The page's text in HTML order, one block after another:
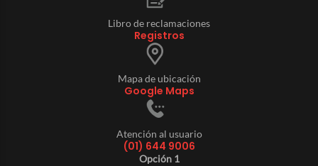
Libro de reclamaciones
Registros
Mapa de ubicación
Google Maps
Atención al usuario
(01) 644 9006
Opción 1